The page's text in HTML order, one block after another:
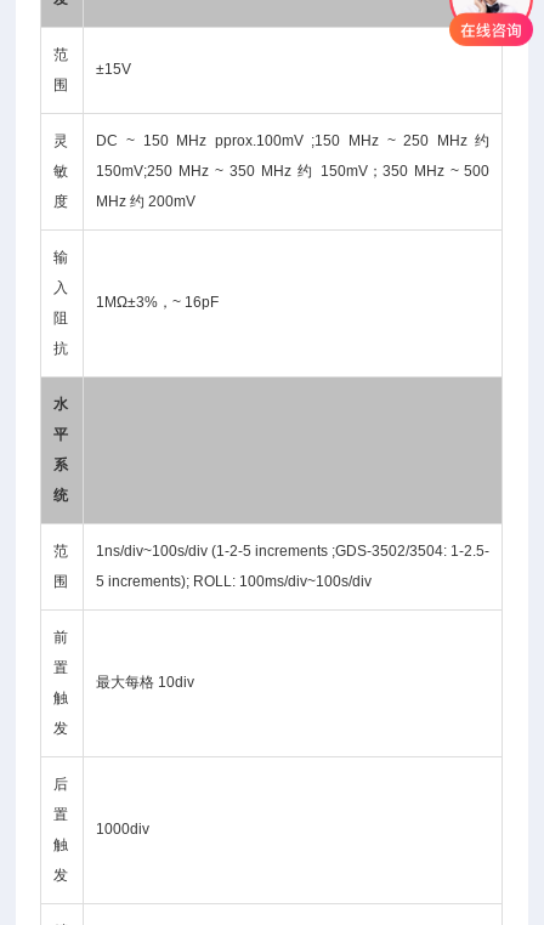
范
围
±15V
灵
敏
度
DC ~ 150 MHz pprox.100mV ;150 MHz ~ 250 MHz 约
150mV;250 MHz ~ 350 MHz 约 150mV；350 MHz ~ 500
MHz 约 200mV
输
入
阻
抗
1MΩ±3%，~ 16pF
水
平
系
统
范
围
1ns/div~100s/div (1-2-5 increments ;GDS-3502/3504: 1-2.5-
5 increments); ROLL: 100ms/div~100s/div
前
置
触
发
最大每格 10div
后
置
触
发
1000div